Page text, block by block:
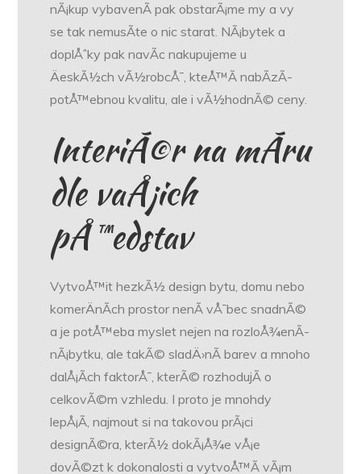
nÃ¡kup vybavenÃ­ pak obstarÃ¡me my a vy
se tak nemusÃ­te o nic starat. NÃ¡bytek a
doplÅˆky pak navÃ­c nakupujeme u
ÄeskÃ½ch vÃ½robcÅ¯, kteÅ™Ã­ nabÃ­zÃ­
potÅ™ebnou kvalitu, ale i vÃ½hodnÃ© ceny.
InteriÃ©r na mÃ­ru
dle vaÅ¡ich
pÅ™edstav
VytvoÅ™it hezkÃ½ design bytu, domu nebo
komerÄnÃ­ch prostor nenÃ­ vÅ¯bec snadnÃ©
a je potÅ™eba myslet nejen na rozloÅ¾enÃ­
nÃ¡bytku, ale takÃ© sladÄ›nÃ­ barev a mnoho
dalÅ¡Ã­ch faktorÅ¯, kterÃ© rozhodujÃ­ o
celkovÃ©m vzhledu. I proto je mnohdy
lepÅ¡Ã­, najmout si na takovou prÃ¡ci
designÃ©ra, kterÃ½ dokÃ¡Å¾e vÅ¡e
dovÃ©zt k dokonalosti a vytvoÅ™Ã­ vÃ¡m